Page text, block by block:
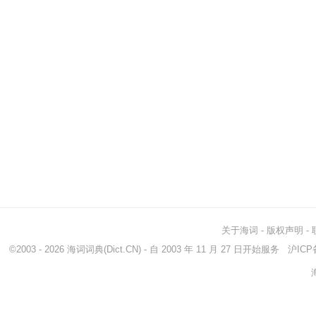
关于海词 - 版权声明 -
©2003 - 2026 海词词典(Dict.CN) - 自 2003 年 11 月 27 日开始服务 沪ICP